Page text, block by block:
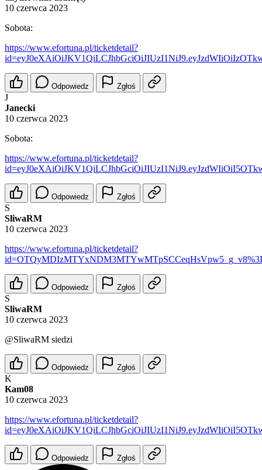
10 czerwca 2023
Sobota:
https://www.efortuna.pl/ticketdetail?
Odpowiedz Zgłoś
J
Janecki
10 czerwca 2023
Sobota:
https://www.efortuna.pl/ticketdetail?
Odpowiedz Zgłoś
S
SliwaRM
10 czerwca 2023
https://www.efortuna.pl/ticketdetail?
Odpowiedz Zgłoś
S
SliwaRM
10 czerwca 2023
@SliwaRM siedzi
Odpowiedz Zgłoś
K
Kam08
10 czerwca 2023
https://www.efortuna.pl/ticketdetail?
Odpowiedz Zgłoś